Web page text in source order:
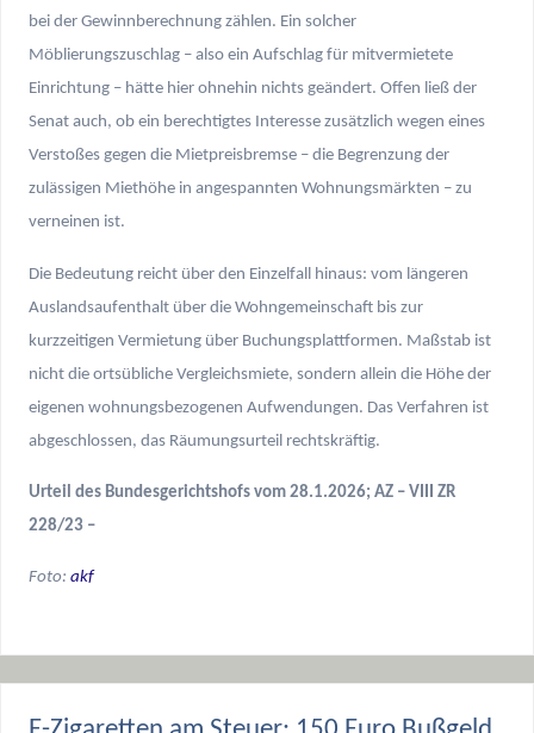
bei der Gewinnberechnung zählen. Ein solcher
Möblierungszuschlag – also ein Aufschlag für mitvermietete
Einrichtung – hätte hier ohnehin nichts geändert. Offen ließ der
Senat auch, ob ein berechtigtes Interesse zusätzlich wegen eines
Verstoßes gegen die Mietpreisbremse – die Begrenzung der
zulässigen Miethöhe in angespannten Wohnungsmärkten – zu
verneinen ist.
Die Bedeutung reicht über den Einzelfall hinaus: vom längeren
Auslandsaufenthalt über die Wohngemeinschaft bis zur
kurzzeitigen Vermietung über Buchungsplattformen. Maßstab ist
nicht die ortsübliche Vergleichsmiete, sondern allein die Höhe der
eigenen wohnungsbezogenen Aufwendungen. Das Verfahren ist
abgeschlossen, das Räumungsurteil rechtskräftig.
Urteil des Bundesgerichtshofs vom 28.1.2026; AZ – VIII ZR
228/23 –
Foto: akf